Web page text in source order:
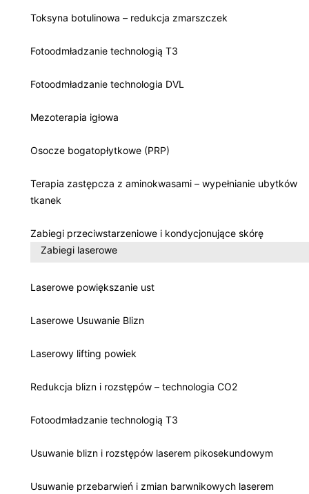
Toksyna botulinowa – redukcja zmarszczek
Fotoodmładzanie technologią T3
Fotoodmładzanie technologia DVL
Mezoterapia igłowa
Osocze bogatopłytkowe (PRP)
Terapia zastępcza z aminokwasami – wypełnianie ubytków
tkanek
Zabiegi przeciwstarzeniowe i kondycjonujące skórę
Zabiegi laserowe
Laserowe powiększanie ust
Laserowe Usuwanie Blizn
Laserowy lifting powiek
Redukcja blizn i rozstępów – technologia CO2
Fotoodmładzanie technologią T3
Usuwanie blizn i rozstępów laserem pikosekundowym
Usuwanie przebarwień i zmian barwnikowych laserem